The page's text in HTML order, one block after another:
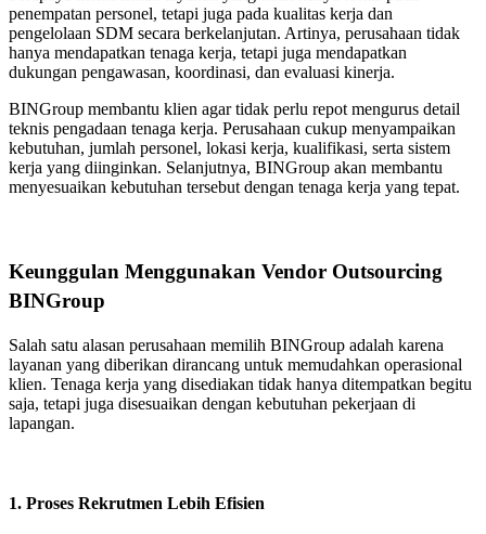
penempatan personel, tetapi juga pada kualitas kerja dan
pengelolaan SDM secara berkelanjutan. Artinya, perusahaan tidak
hanya mendapatkan tenaga kerja, tetapi juga mendapatkan
dukungan pengawasan, koordinasi, dan evaluasi kinerja.
BINGroup membantu klien agar tidak perlu repot mengurus detail
teknis pengadaan tenaga kerja. Perusahaan cukup menyampaikan
kebutuhan, jumlah personel, lokasi kerja, kualifikasi, serta sistem
kerja yang diinginkan. Selanjutnya, BINGroup akan membantu
menyesuaikan kebutuhan tersebut dengan tenaga kerja yang tepat.
Keunggulan Menggunakan Vendor Outsourcing
BINGroup
Salah satu alasan perusahaan memilih BINGroup adalah karena
layanan yang diberikan dirancang untuk memudahkan operasional
klien. Tenaga kerja yang disediakan tidak hanya ditempatkan begitu
saja, tetapi juga disesuaikan dengan kebutuhan pekerjaan di
lapangan.
1. Proses Rekrutmen Lebih Efisien